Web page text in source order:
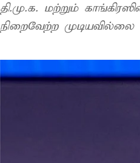
தி.மு.க. மற்றும்
நிறைவேற்ற